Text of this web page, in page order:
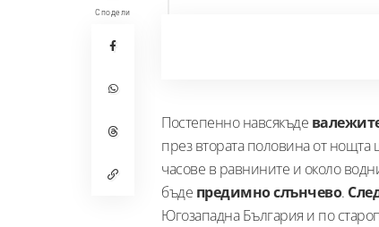
Сподели
Постепенно навсякъде
през втората половина от
часове в равнините и около
бъде предимно слънчево.
Югозападна България и по